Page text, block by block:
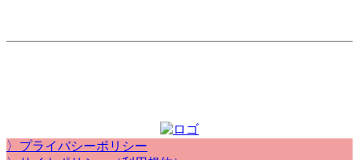
〉プライバシーポリシー